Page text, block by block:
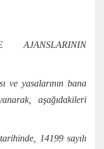
ve yasalarının bana
aşağıdakileri
14199 sayılı